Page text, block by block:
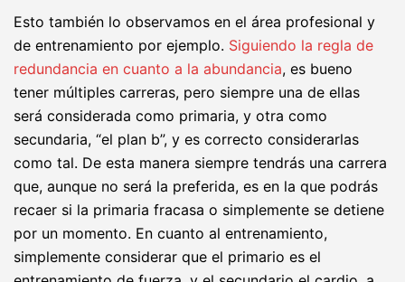
Esto también lo observamos en el área profesional y
de entrenamiento por ejemplo. Siguiendo la regla de
redundancia en cuanto a la abundancia, es bueno
tener múltiples carreras, pero siempre una de ellas
será considerada como primaria, y otra como
secundaria, “el plan b”, y es correcto considerarlas
como tal. De esta manera siempre tendrás una carrera
que, aunque no será la preferida, es en la que podrás
recaer si la primaria fracasa o simplemente se detiene
por un momento. En cuanto al entrenamiento,
simplemente considerar que el primario es el